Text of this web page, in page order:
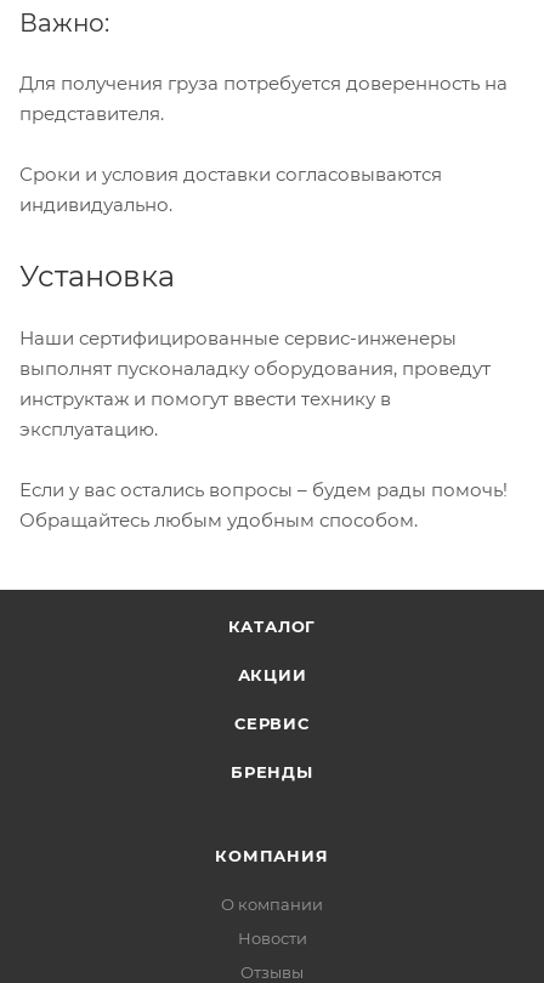
Важно:
Для получения груза потребуется доверенность на
представителя.
Сроки и условия доставки согласовываются
индивидуально.
Установка
Наши сертифицированные сервис-инженеры
выполнят пусконаладку оборудования, проведут
инструктаж и помогут ввести технику в
эксплуатацию.
Если у вас остались вопросы – будем рады помочь!
Обращайтесь любым удобным способом.
КАТАЛОГ
АКЦИИ
СЕРВИС
БРЕНДЫ
КОМПАНИЯ
О компании
Новости
Отзывы